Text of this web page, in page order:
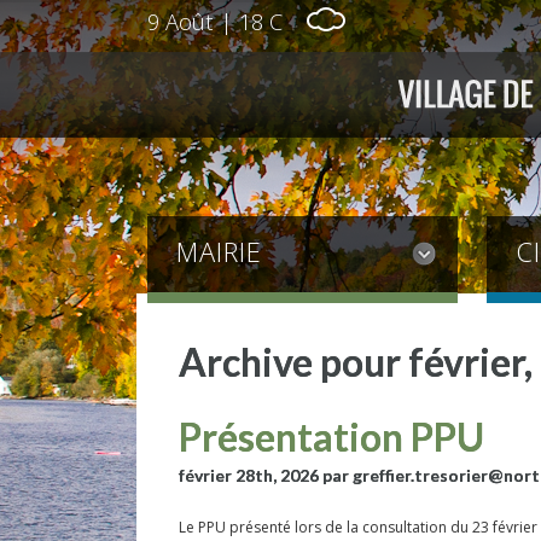
9 Août | 18 C
MAIRIE
Archive pour
Présentation PPU
février 28th, 2026 par
Le PPU présenté lors de la consultation du 23